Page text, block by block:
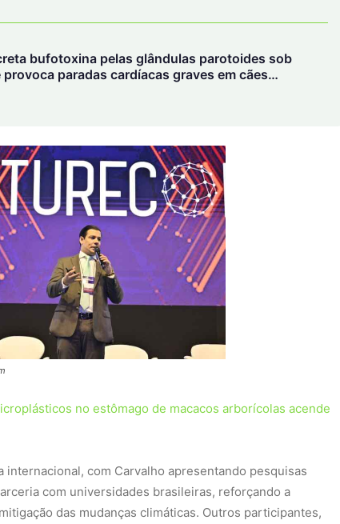
bufotoxina pelas glândulas parotoides sob
paradas cardíacas graves em cães
no estômago de macacos arborícolas acende
internacional, com Carvalho apresentando pesquisas
com universidades brasileiras, reforçando a
das mudanças climáticas. Outros participantes,